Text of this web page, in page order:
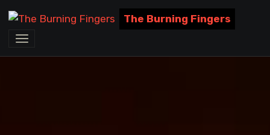
The Burning Fingers